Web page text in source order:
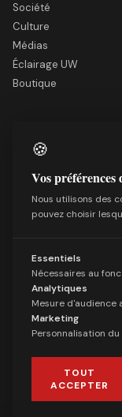
Société
Culture
Médias
Éclairage UW
Boutique
Nous soutenir
Qui sommes-nous
Facebook
X (Twitter)
Telegram
🍪
Vos
Nous utilisons des
pouvez choisir
Essentiels
Nécessaires au
Analytiques
Mesure d'audience
Marketing
Personnalisation
TOUT
ACCEPTER